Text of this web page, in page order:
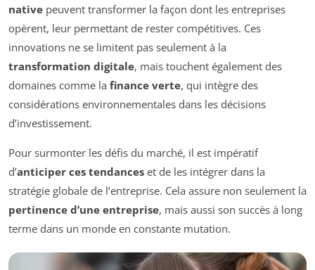
native peuvent transformer la façon dont les entreprises
opèrent, leur permettant de rester compétitives. Ces
innovations ne se limitent pas seulement à la
transformation digitale, mais touchent également des
domaines comme la finance verte, qui intègre des
considérations environnementales dans les décisions
d’investissement.
Pour surmonter les défis du marché, il est impératif
d’anticiper ces tendances et de les intégrer dans la
stratégie globale de l’entreprise. Cela assure non seulement la
pertinence d’une entreprise, mais aussi son succès à long
terme dans un monde en constante mutation.